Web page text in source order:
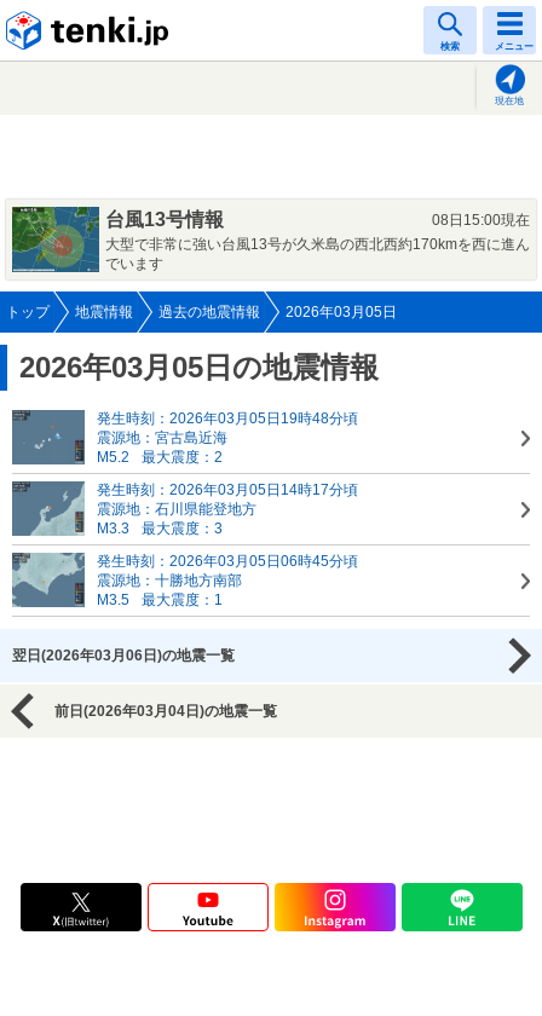
検索 メニュー
現在地
台風13号情報
08日15:00現在
大型で非常に強い台風13号が久米島の西北西約170kmを西に進ん
でいます
トップ 地震情報 過去の地震情報 2026年03月05日
2026年03月05日の地震情報
発生時刻：2026年03月05日19時48分頃
震源地：宮古島近海
M5.2
最大震度：2
発生時刻：2026年03月05日14時17分頃
震源地：石川県能登地方
M3.3
最大震度：3
発生時刻：2026年03月05日06時45分頃
震源地：十勝地方南部
M3.5
最大震度：1
翌日(2026年03月06日)の地震一覧
前日(2026年03月04日)の地震一覧